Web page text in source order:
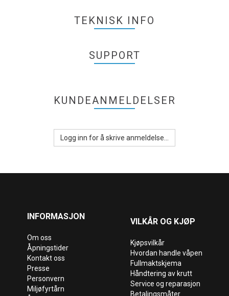
TEKNISK INFO
SUPPORT
KUNDEANMELDELSER
Logg inn for å skrive anmeldelse...
INFORMASJON
Om oss
Åpningstider
Kontakt oss
Presse
Personvern
Miljøfyrtårn
VILKÅR OG KJØP
Kjøpsvilkår
Hvordan handle våpen
Fullmaktskjema
Håndtering av krutt
Service og reparasjon
Betalingsmåter